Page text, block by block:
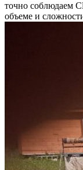
точно соблюдаем
объеме и